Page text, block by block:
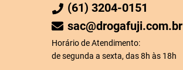
(61) 3204-0151
sac@drogafuji.com.br
Horário de Atendimento:
de segunda a sexta, das 8h às 18h